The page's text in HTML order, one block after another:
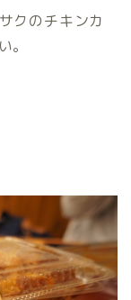
クのチキンカ